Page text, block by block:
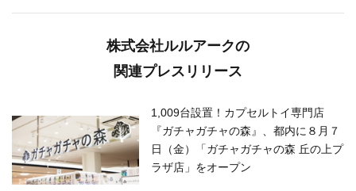
株式会社ルルアークの
関連プレスリリース
1,009台設置！カプセルトイ専門店
『ガチャガチャの森』、都内に８月７
日（金）「ガチャガチャの森 丘の上プ
ラザ店」をオープン